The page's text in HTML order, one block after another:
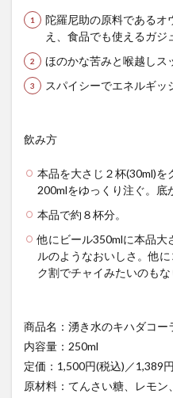
陀羅尼助の原料であるオ
え、食品でも使えるガジ
ほのかな苦みと喉越しス
スパイシーでエネルギ
飲み方
本品を大さじ２杯(30ml)を
200mlをゆっくり注ぐ。底
本品で約８杯分。
他にビール350mlに本品大
ルのようなおいしさ。他
ク割でチャイみたいのもな
商品名：湧き水のキハダコー
内容量：250ml
定価：1,500円(税込)／1,389
原材料：てんさい糖、レモ
ともコーラ
ドリンク
なごみの湯
ご当地
イセカルダモンコーラ
キハダコーラ
ぎふコ
グリーンコーラ
コーラ
コーラの実
クラフトコーラ
SDGs